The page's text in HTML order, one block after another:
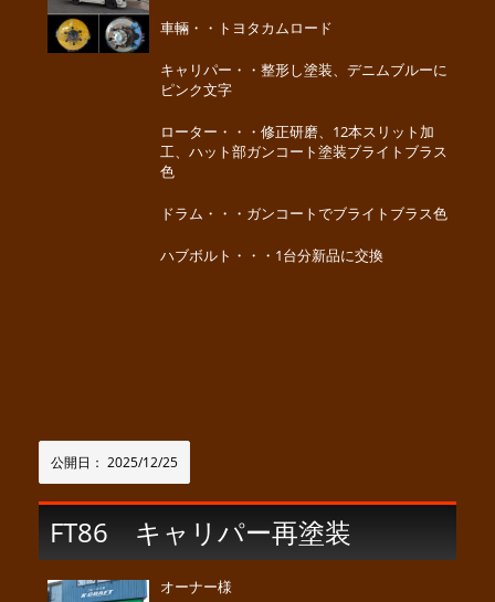
車輛・・トヨタカムロード
キャリパー・・整形し塗装、デニムブルーに
ピンク文字
ローター・・・修正研磨、12本スリット加
工、ハット部ガンコート塗装ブライトブラス
色
ドラム・・・ガンコートでブライトブラス色
ハブボルト・・・1台分新品に交換
公開日： 2025/12/25
FT86 キャリパー再塗装
オーナー様